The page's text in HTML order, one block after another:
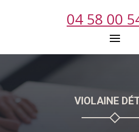
04 58 00
VIOLAINE